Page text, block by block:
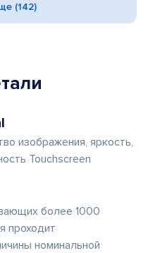
(142)
изображения, яркость,
Touchscreen
более 1000
проходит
номинальной